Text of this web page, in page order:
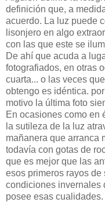
definición que, a
acuerdo. La luz puede
lisonjero en algo
con las que este se
De ahí que acuda a
fotografiados, en otras
cuarta... o las veces
obtengo es idéntica.
motivo la última foto
En ocasiones como en
la sutileza de la luz
mañanera que arranca
todavía con gotas de
que es mejor que las
esos primeros rayos
condiciones invernales
posee esas cualidades.